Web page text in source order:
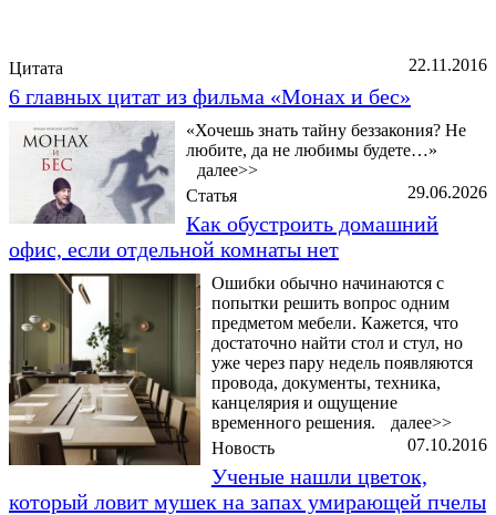
22.11.2016
Цитата
6 главных цитат из фильма «Монах и бес»
«Хочешь знать тайну беззакония? Не
любите, да не любимы будете…»
далее>>
29.06.2026
Статья
Как обустроить домашний
офис, если отдельной комнаты нет
Ошибки обычно начинаются с
попытки решить вопрос одним
предметом мебели. Кажется, что
достаточно найти стол и стул, но
уже через пару недель появляются
провода, документы, техника,
канцелярия и ощущение
временного решения.
далее>>
07.10.2016
Новость
Ученые нашли цветок,
который ловит мушек на запах умирающей пчелы